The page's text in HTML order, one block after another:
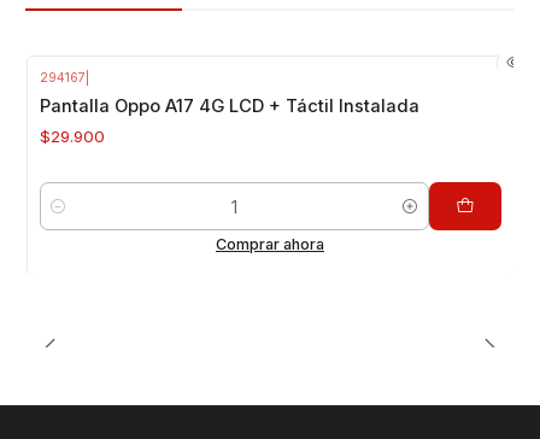
294167
Pantalla Oppo A17 4G LCD + Táctil Instalada
$29.900
Cantidad
Comprar ahora